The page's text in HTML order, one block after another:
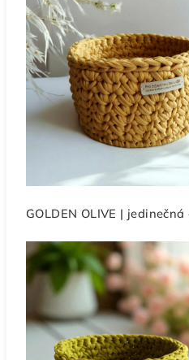
GOLDEN OLIVE |